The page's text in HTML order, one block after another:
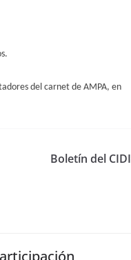
del carnet de AMPA, en
Boletín del CIDI